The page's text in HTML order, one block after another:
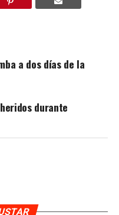
a dos días de la
durante